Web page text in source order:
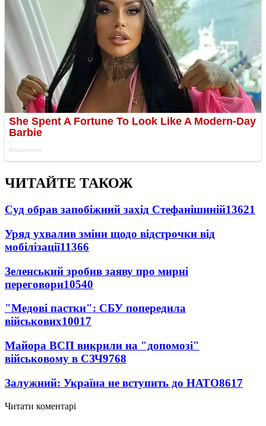
ЧИТАЙТЕ ТАКОЖ
Суд обрав запобіжний захід Стефанішиній13621
Уряд ухвалив зміни щодо відстрочки від
мобілізації11366
Зеленський зробив заяву про мирні
переговори10540
"Медові пастки": СБУ попередила
військових10017
Майора ВСП викрили на "допомозі"
військовому в СЗЧ9768
Залужний: Україна не вступить до НАТО8617
Читати коментарі